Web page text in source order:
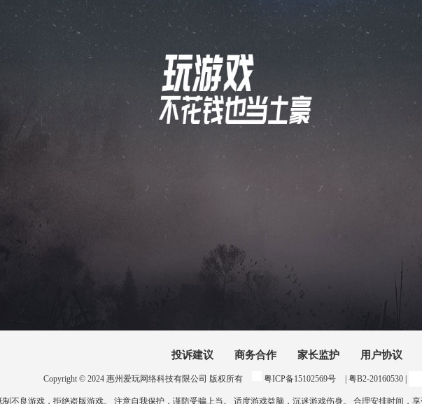
投诉建议 商务合作 家长监护 用户协议
Copyright © 2024 惠州爱玩网络科技有限公司 版权所有 粤ICP备15102569号 | 粤B2-20160530 |
制不良游戏，拒绝盗版游戏。 注意自我保护，谨防受骗上当。 适度游戏益脑，沉迷游戏伤身。 合理安排时间，